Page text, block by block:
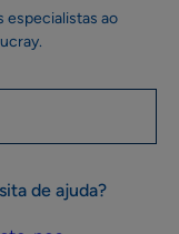
especialistas ao
de ajuda?